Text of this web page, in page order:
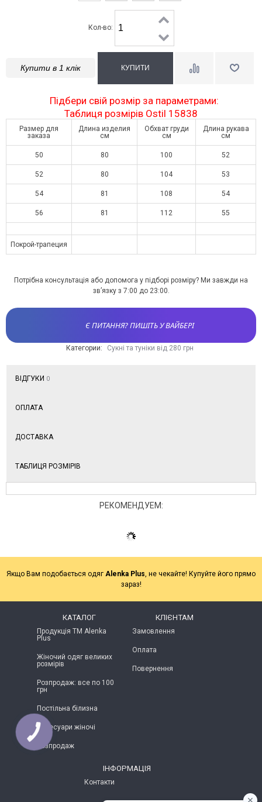
Кол-во:
Купити в 1 клік
Підбери свій розмір за параметрами:
Таблиця розмірів Ostil 15838
Размер для
заказа
Длина изделия
см
Обхват груди
см
Длина рукава
см
50 80 100 52
52 80 104 53
54 81 108 54
56 81 112 55
Покрой-трапеция
Потрібна консультація або допомога у підборі розміру? Ми завжди на
зв’язку з 7:00 до 23:00.
Є ПИТАННЯ? ПИШІТЬ У ВАЙБЕРІ
Категории: Сукні та туніки від 280 грн
ВІДГУКИ 0
ОПЛАТА
ДОСТАВКА
ТАБЛИЦЯ РОЗМІРІВ
РЕКОМЕНДУЕМ:
Якщо Вам подобається одяг Alenka Plus , не чекайте! Купуйте його прямо
зараз!
КАТАЛОГ
Продукція ТМ Alenka
Plus
Жіночий одяг великих
розмірів
Розпродаж: все по 100
грн
Постільна білизна
Аксесуари жіночі
Розпродаж
КЛІЄНТАМ
Замовлення
Оплата
Повернення
ІНФОРМАЦІЯ
Контакти
КНОПКА
ЗВ'ЯЗКУ